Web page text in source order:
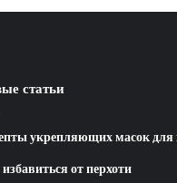
статьи
укрепляющих масок для
от перхоти